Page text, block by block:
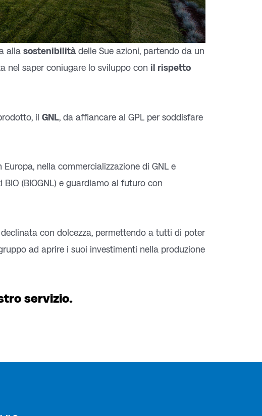
alla sostenibilitàdelle Sue azioni, partendo da un
nel saper coniugare lo sviluppo con il rispetto
il GNL, da affiancare al GPL per soddisfare
nella commercializzazione di GNL e
(BIOGNL) e guardiamo al futuro con
con dolcezza, permettendo a tutti di poter
ad aprire i suoi investimenti nella produzione
servizio.